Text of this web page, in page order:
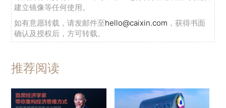
建立镜像等任何使用。
如有意愿转载，请发邮件至hello@caixin.com ，获得书面
确认及授权后，方可转载。
推荐阅读